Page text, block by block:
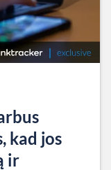
kad jos
ir